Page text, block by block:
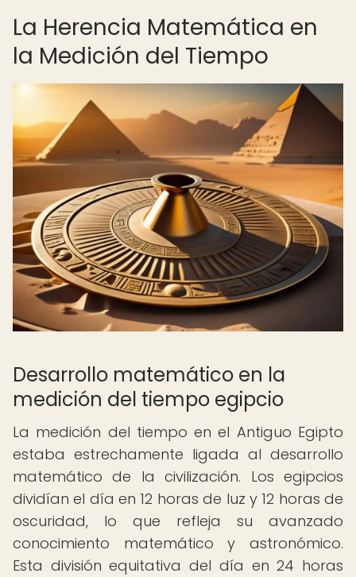
La Herencia Matemática en
la Medición del Tiempo
Desarrollo matemático en la
medición del tiempo egipcio
La medición del tiempo en el Antiguo Egipto
estaba estrechamente ligada al desarrollo
matemático de la civilización. Los egipcios
dividían el día en 12 horas de luz y 12 horas de
oscuridad, lo que refleja su avanzado
conocimiento matemático y astronómico.
Esta división equitativa del día en 24 horas